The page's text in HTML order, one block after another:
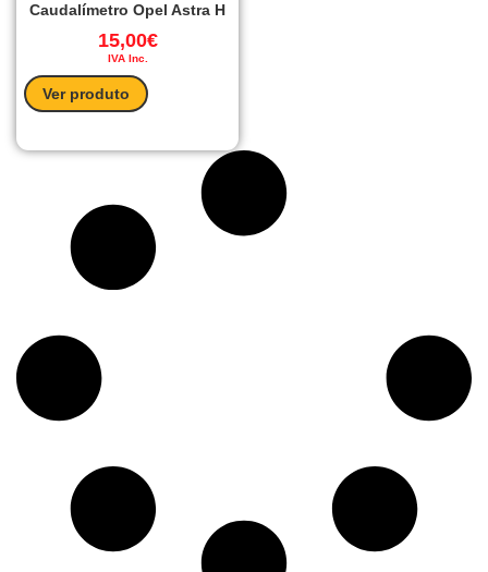
Caudalímetro Opel Astra H
15,00€
IVA Inc.
Ver produto